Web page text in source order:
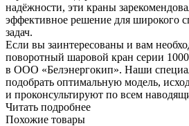
надёжности, эти краны
эффективное решение для широкого
задач.
Если вы заинтересованы и вам
поворотный шаровой кран серии
в ООО «Белэнергокип». Наши
подобрать оптимальную модель,
и проконсультируют по всем
Читать подробнее
Похожие товары